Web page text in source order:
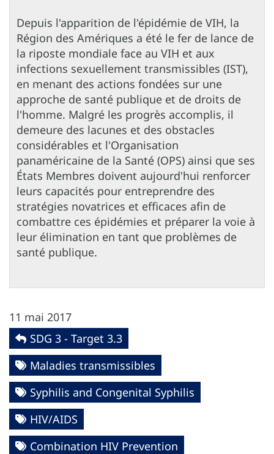
Depuis l'apparition de l'épidémie de VIH, la
Région des Amériques a été le fer de lance de
la riposte mondiale face au VIH et aux
infections sexuellement transmissibles (IST),
en menant des actions fondées sur une
approche de santé publique et de droits de
l'homme. Malgré les progrès accomplis, il
demeure des lacunes et des obstacles
considérables et l'Organisation
panaméricaine de la Santé (OPS) ainsi que ses
États Membres doivent aujourd'hui renforcer
leurs capacités pour entreprendre des
stratégies novatrices et efficaces afin de
combattre ces épidémies et préparer la voie à
leur élimination en tant que problèmes de
santé publique.
11 mai 2017
SDG 3 - Target 3.3
Maladies transmissibles
Syphilis and Congenital Syphilis
HIV/AIDS
Combination HIV Prevention